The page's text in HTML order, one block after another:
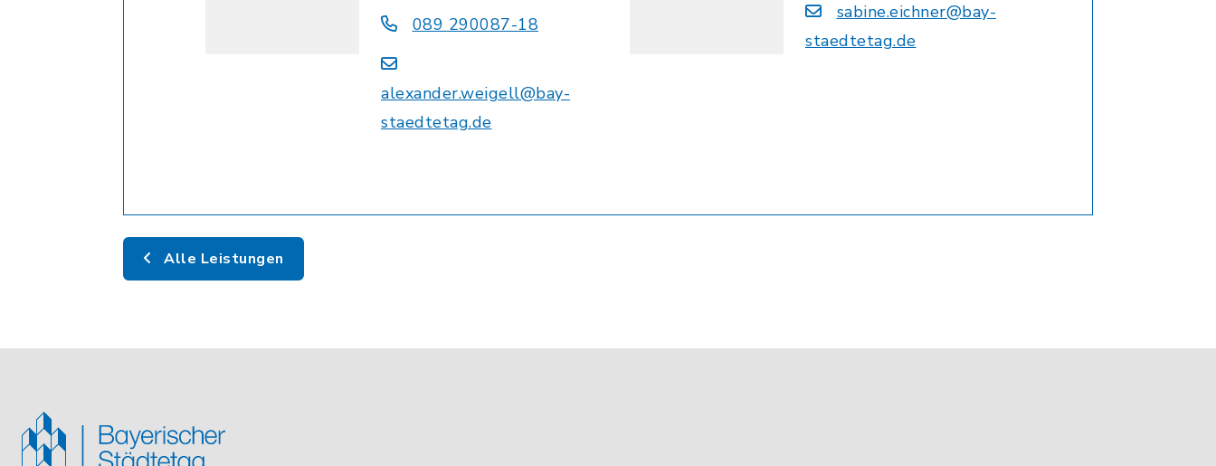
089 290087-18
alexander.weigell@bay-
staedtetag.de
sabine.eichner@bay-
staedtetag.de
Alle Leistungen